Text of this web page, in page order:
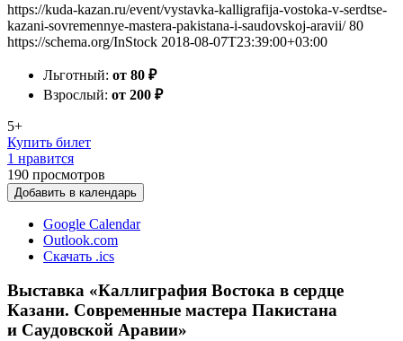
https://kuda-kazan.ru/event/vystavka-kalligrafija-vostoka-v-serdtse-
kazani-sovremennye-mastera-pakistana-i-saudovskoj-aravii/ 80
https://schema.org/InStock 2018-08-07T23:39:00+03:00
Льготный: от 80 ₽
Взрослый: от 200 ₽
5+
Купить билет
1 нравится
190 просмотров
Добавить в календарь
Google Calendar
Outlook.com
Скачать .ics
Выставка «Каллиграфия Востока в сердце
Казани. Современные мастера Пакистана
и Саудовской Аравии»